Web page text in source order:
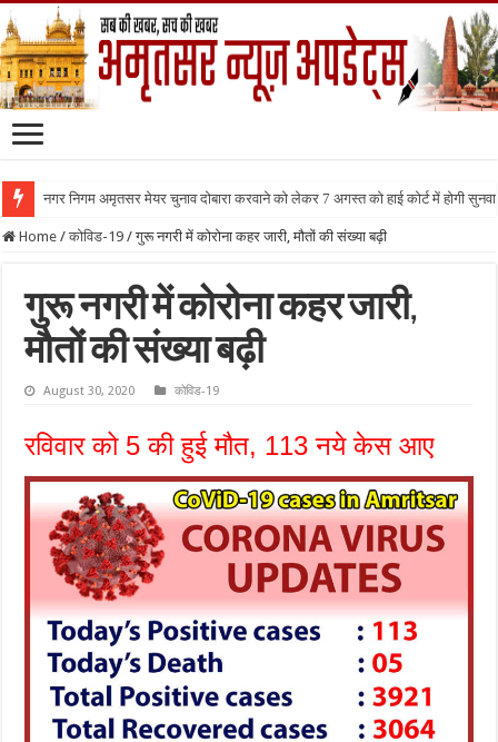
नगर निगम अमृतसर मेयर चुनाव दोबारा करवाने को लेकर 7 अगस्त को हाई कोर्ट में होगी
Home / कोविड-19 / गुरू नगरी में कोरोना कहर जारी, मौतों की संख्या बढ़ी
गुरू नगरी में कोरोना कहर जारी,
मौतों की संख्या बढ़ी
August 30, 2020 कोविड-19
रविवार को 5 की हुई मौत, 113 नये केस आए